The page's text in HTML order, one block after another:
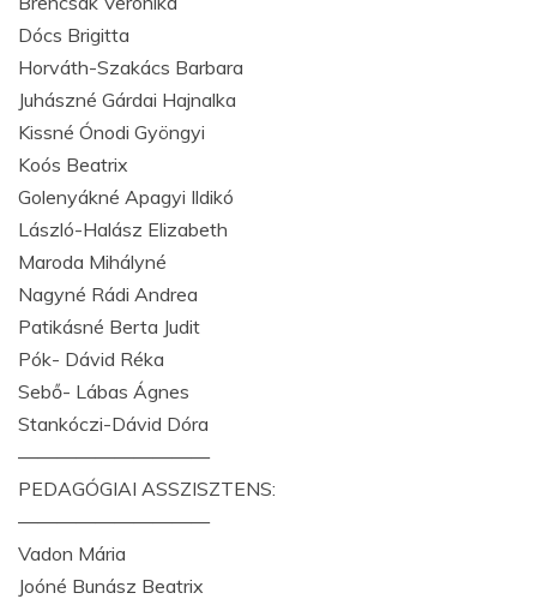
Dócs Brigitta
Horváth-Szakács Barbara
Juhászné Gárdai Hajnalka
Kissné Ónodi Gyöngyi
Koós Beatrix
Golenyákné Apagyi Ildikó
László-Halász Elizabeth
Maroda Mihályné
Nagyné Rádi Andrea
Patikásné Berta Judit
Pók- Dávid Réka
Sebő- Lábas Ágnes
Stankóczi-Dávid Dóra
——————————
PEDAGÓGIAI ASSZISZTENS:
——————————
Vadon Mária
Joóné Bunász Beatrix